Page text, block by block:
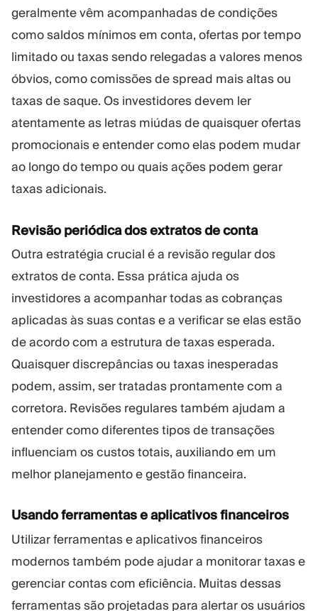
geralmente vêm acompanhadas de condições
como saldos mínimos em conta, ofertas por tempo
limitado ou taxas sendo relegadas a valores menos
óbvios, como comissões de spread mais altas ou
taxas de saque. Os investidores devem ler
atentamente as letras miúdas de quaisquer ofertas
promocionais e entender como elas podem mudar
ao longo do tempo ou quais ações podem gerar
taxas adicionais.
Revisão periódica dos extratos de conta
Outra estratégia crucial é a revisão regular dos
extratos de conta. Essa prática ajuda os
investidores a acompanhar todas as cobranças
aplicadas às suas contas e a verificar se elas estão
de acordo com a estrutura de taxas esperada.
Quaisquer discrepâncias ou taxas inesperadas
podem, assim, ser tratadas prontamente com a
corretora. Revisões regulares também ajudam a
entender como diferentes tipos de transações
influenciam os custos totais, auxiliando em um
melhor planejamento e gestão financeira.
Usando ferramentas e aplicativos financeiros
Utilizar ferramentas e aplicativos financeiros
modernos também pode ajudar a monitorar taxas e
gerenciar contas com eficiência. Muitas dessas
ferramentas são projetadas para alertar os usuários